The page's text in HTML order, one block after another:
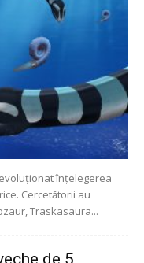
înțelegerea
Cercetătorii au
Traskasaura...
de 5